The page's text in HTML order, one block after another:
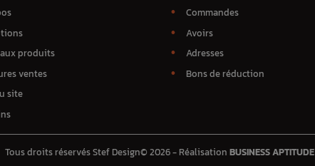
produits
ventes
site
Commandes
Avoirs
Adresses
Bons de réduction
Tous droits réservés Stef Design© 2026 - Réalisation BUSINESS APTITUDE